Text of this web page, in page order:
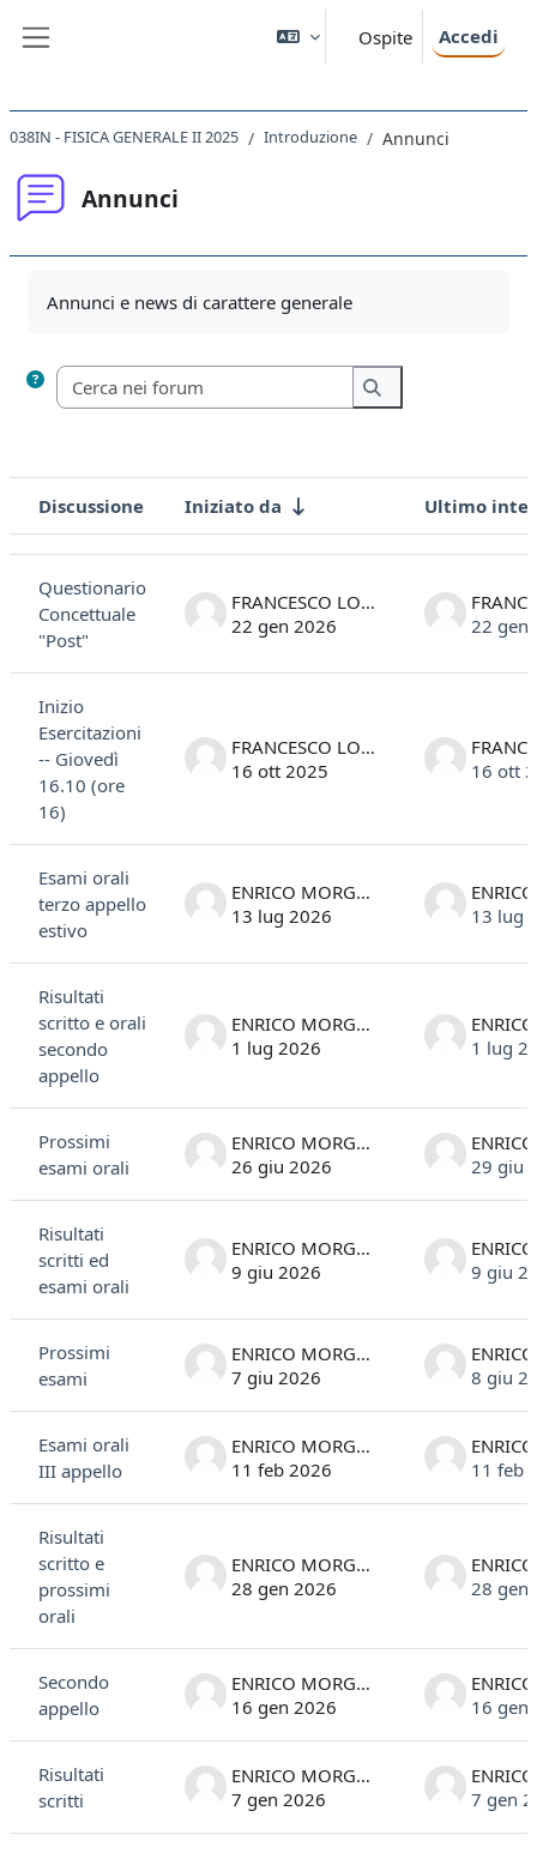
Ospite Accedi
038IN - FISICA GENERALE II 2025 Introduzione Annunci
Annunci
Annunci e news di carattere generale
Cerca nei forum
Cerca nei forum
Stato
Discussione Iniziato da Ultimo
Questionario
Concettuale
"Post"
FRANCESCO LONGO
22 gen 2026
22 gen
Inizio
Esercitazioni
-- Giovedì
16.10 (ore
16)
FRANCESCO LONGO
16 ott 2025
16 ott
Esami orali
terzo appello
estivo
ENRICO MORGANTE
13 lug 2026
13 lug
Risultati
scritto e orali
secondo
appello
ENRICO MORGANTE
1 lug 2026
1 lug
Prossimi
esami orali
ENRICO MORGANTE
26 giu 2026
29 giu
Risultati
scritti ed
esami orali
ENRICO MORGANTE
9 giu 2026
9 giu
Prossimi
esami
ENRICO MORGANTE
7 giu 2026
8 giu
Esami orali
III appello
ENRICO MORGANTE
11 feb 2026
11 feb
Risultati
scritto e
prossimi
orali
ENRICO MORGANTE
28 gen 2026
28 gen
Secondo
appello
ENRICO MORGANTE
16 gen 2026
16 gen
Risultati
scritti
ENRICO MORGANTE
7 gen 2026
7 gen